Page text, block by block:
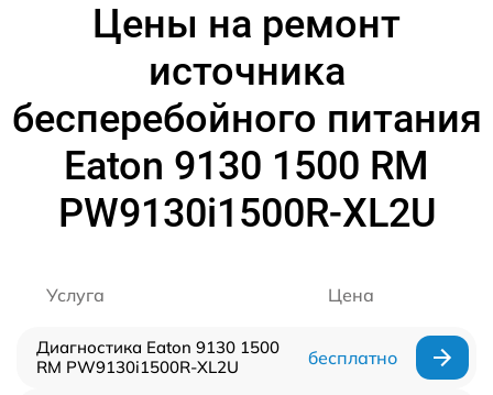
Цены на ремонт
источника
бесперебойного питания
Eaton 9130 1500 RM
PW9130i1500R-XL2U
Услуга Цена
Диагностика Eaton 9130 1500
RM PW9130i1500R-XL2U
бесплатно